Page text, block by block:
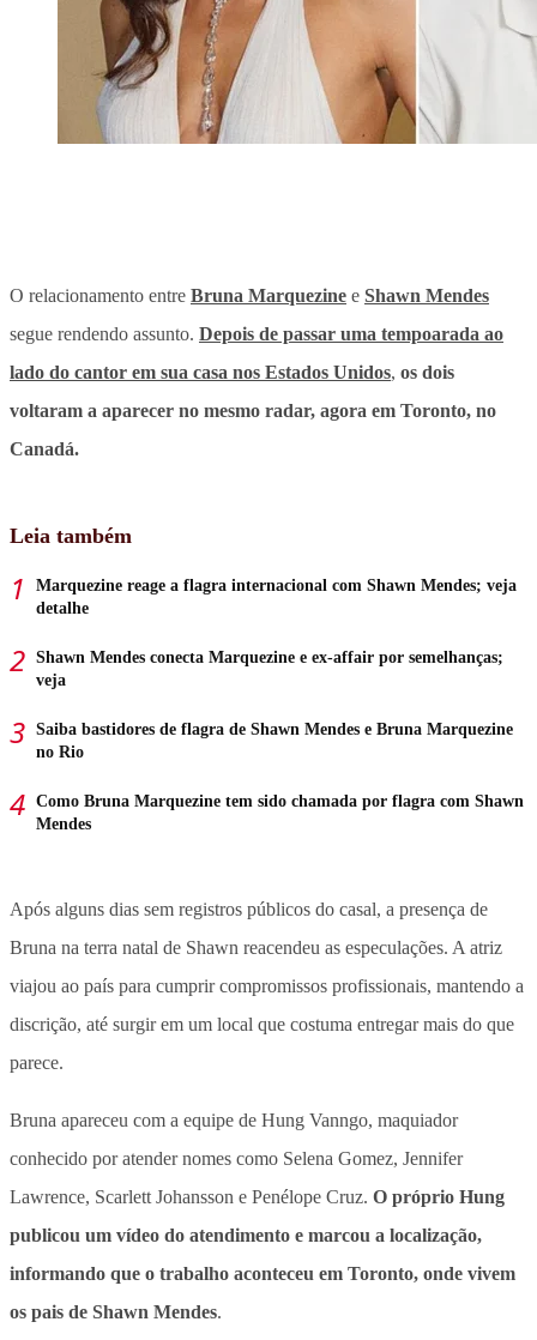
O relacionamento entre Bruna Marquezine e Shawn Mendes
segue rendendo assunto. Depois de passar uma tempoarada ao
lado do cantor em sua casa nos Estados Unidos, os dois
voltaram a aparecer no mesmo radar, agora em Toronto, no
Canadá.
Leia também
Marquezine reage a flagra internacional com Shawn Mendes; veja
detalhe
Shawn Mendes conecta Marquezine e ex-affair por semelhanças;
veja
Saiba bastidores de flagra de Shawn Mendes e Bruna Marquezine
no Rio
Como Bruna Marquezine tem sido chamada por flagra com Shawn
Mendes
Após alguns dias sem registros públicos do casal, a presença de
Bruna na terra natal de Shawn reacendeu as especulações. A atriz
viajou ao país para cumprir compromissos profissionais, mantendo a
discrição, até surgir em um local que costuma entregar mais do que
parece.
Bruna apareceu com a equipe de Hung Vanngo, maquiador
conhecido por atender nomes como Selena Gomez, Jennifer
Lawrence, Scarlett Johansson e Penélope Cruz. O próprio Hung
publicou um vídeo do atendimento e marcou a localização,
informando que o trabalho aconteceu em Toronto, onde vivem
os pais de Shawn Mendes.